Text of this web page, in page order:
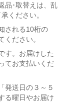
品･取替えは、乱
ください。
される10桁の
ください。
す。お届けした
てお支払いくだ
発送日の３～５
る曜日やお届け